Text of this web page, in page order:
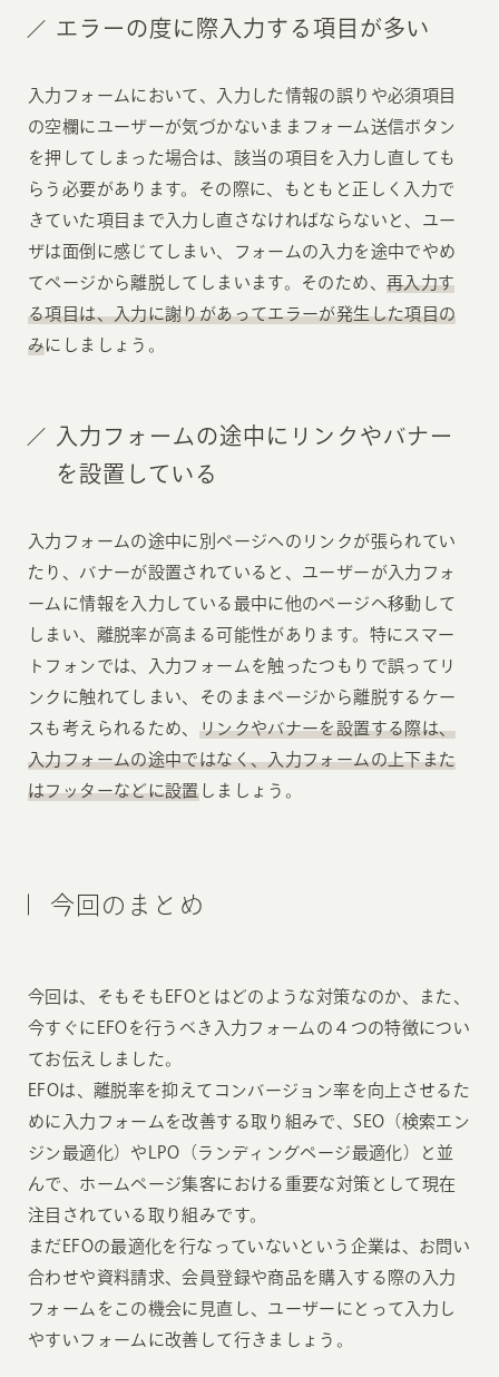
エラーの度に際入力する項目が多い
入力フォームにおいて、入力した情報の誤りや必須項目
の空欄にユーザーが気づかないままフォーム送信ボタン
を押してしまった場合は、該当の項目を入力し直しても
らう必要があります。その際に、もともと正しく入力で
きていた項目まで入力し直さなければならないと、ユー
ザは面倒に感じてしまい、フォームの入力を途中でやめ
てページから離脱してしまいます。そのため、 再入力す
る項目は、入力に謝りがあってエラーが発生した項目の
みにしましょう。
入力フォームの途中にリンクやバナー
を設置している
入力フォームの途中に別ページへのリンクが張られてい
たり、バナーが設置されていると、ユーザーが入力フォ
ームに情報を入力している最中に他のページへ移動して
しまい、離脱率が高まる可能性があります。特にスマー
トフォンでは、入力フォームを触ったつもりで誤ってリ
ンクに触れてしまい、そのままページから離脱するケー
スも考えられるため、 リンクやバナーを設置する際は、
入力フォームの途中ではなく、入力フォームの上下また
はフッターなどに設置しましょう。
今回のまとめ
今回は、そもそもEFOとはどのような対策なのか、また、
今すぐにEFOを行うべき入力フォームの４つの特徴につい
てお伝えしました。
EFOは、離脱率を抑えてコンバージョン率を向上させるた
めに入力フォームを改善する取り組みで、SEO（検索エン
ジン最適化）やLPO（ランディングページ最適化）と並
んで、ホームページ集客における重要な対策として現在
注目されている取り組みです。
まだEFOの最適化を行なっていないという企業は、お問い
合わせや資料請求、会員登録や商品を購入する際の入力
フォームをこの機会に見直し、ユーザーにとって入力し
やすいフォームに改善して行きましょう。